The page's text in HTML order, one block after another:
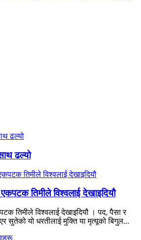
ढल्यो
एकपटक तिमीले विश्वलाई देखाइदियौ
तिमीले विश्वलाई देखाइदियौ । पद, पैसा र
सुतेको यो धरतीलाई मुक्ति या मृत्यूको बिगुल...